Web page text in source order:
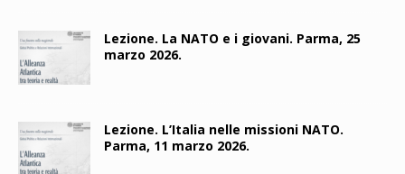
Lezione. La NATO e i giovani. Parma, 25
marzo 2026.
Lezione. L’Italia nelle missioni NATO.
Parma, 11 marzo 2026.